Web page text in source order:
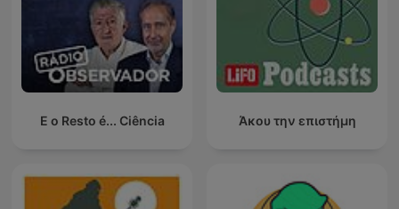
E o Resto é... Ciência Άκου την επιστήμη